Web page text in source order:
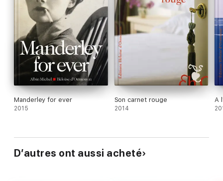
Manderley for ever
2015
Son carnet rouge
2014
A
D’autres ont aussi acheté